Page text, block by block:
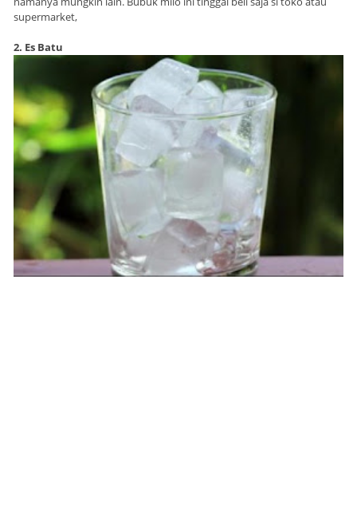
supermarket,
2. Es Batu